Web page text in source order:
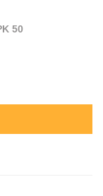
50